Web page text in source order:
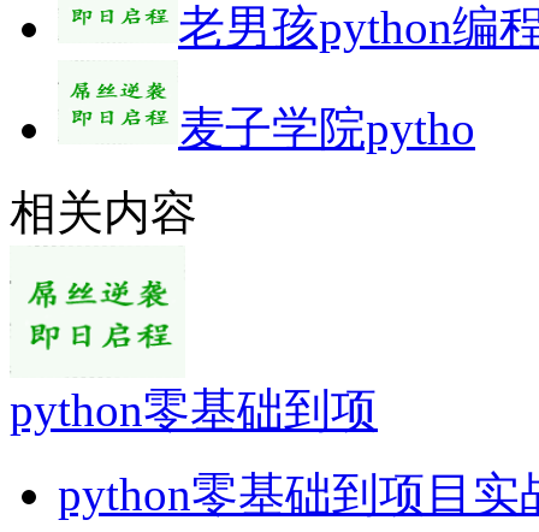
老男孩python编
麦子学院pytho
相关内容
python零基础到项
python零基础到项目实